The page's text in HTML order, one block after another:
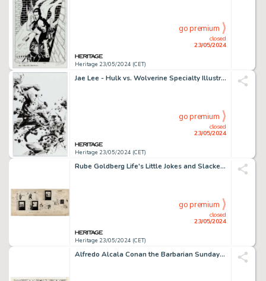
Heritage 23/05/2024 (CET)
closed
23/05/2024
go premium
Jae Lee - Hulk vs. Wolverine Specialty Illustration Original Art (undated).
Heritage 23/05/2024 (CET)
closed
23/05/2024
go premium
Rube Goldberg Life's Little Jokes and Slackers Daily Comic Strip Original Art (R.L. Goldberg, 1920s).
Heritage 23/05/2024 (CET)
closed
23/05/2024
go premium
Alfredo Alcala Conan the Barbarian Sunday Comic Strip Original Art dated 7-27-80 (The Register and Tribune Syndicate, 1980).